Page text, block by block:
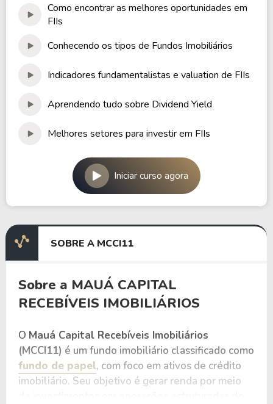
Como encontrar as melhores oportunidades em
FIIs
Conhecendo os tipos de Fundos Imobiliários
Indicadores fundamentalistas e valuation de FIIs
Aprendendo tudo sobre Dividend Yield
Melhores setores para investir em FIIs
Iniciar curso agora
SOBRE A MCCI11
Sobre a MAUÁ CAPITAL
RECEBÍVEIS IMOBILIÁRIOS
O Mauá Capital Recebíveis Imobiliários
(MCCI11) é um fundo imobiliário classificado como
fundo de papel, com foco em ativos de crédito
imobiliário. Seu objetivo é gerar renda por meio